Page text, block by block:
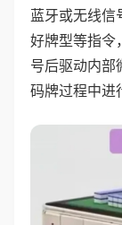
蓝牙或无线信
好牌型等指令
号后驱动内部
码牌过程中进